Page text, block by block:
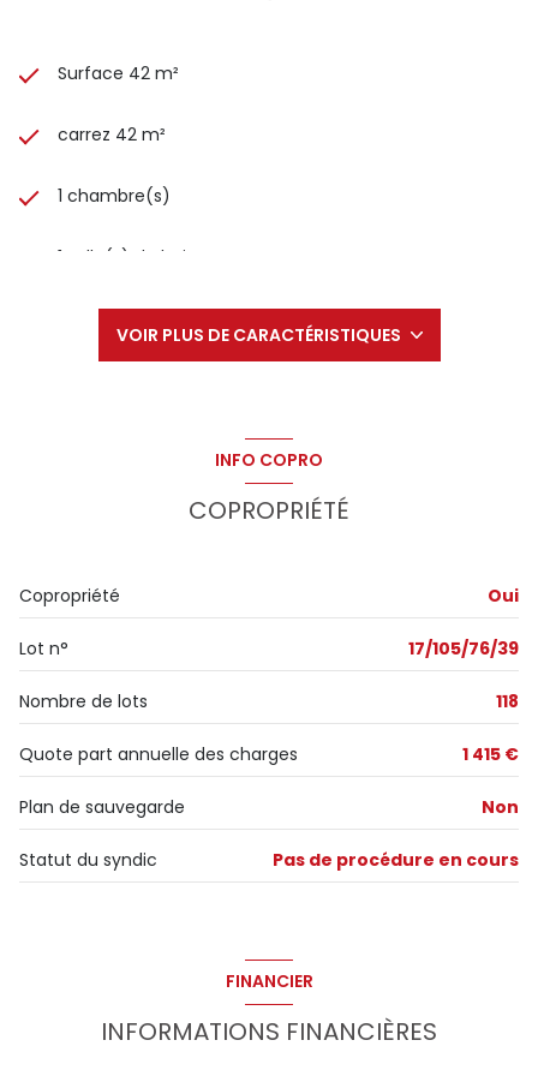
Surface 42 m²
carrez 42 m²
1 chambre(s)
1 salle(s) de bain
Chauffage individuel : chaudière (gaz)
1er étage
ascenseur
cave
balcon
VOIR PLUS DE CARACTÉRISTIQUES
INFO COPRO
COPROPRIÉTÉ
Copropriété Oui
Lot n° 17/105/76/39
Nombre de lots 118
Quote part annuelle des charges 1 415 €
Plan de sauvegarde Non
Statut du syndic Pas de procédure en cours
FINANCIER
INFORMATIONS FINANCIÈRES